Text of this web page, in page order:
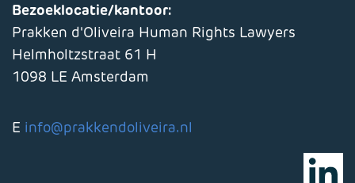
Bezoeklocatie/kantoor:
Prakken d'Oliveira Human Rights Lawyers
Helmholtzstraat 61 H
1098 LE Amsterdam
E info@prakkendoliveira.nl